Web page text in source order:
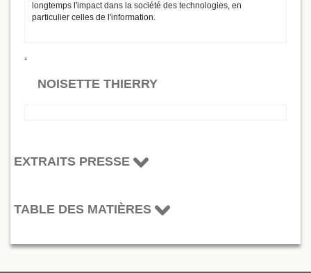
longtemps l'impact dans la société des technologies, en
particulier celles de l'information.
NOISETTE THIERRY
EXTRAITS PRESSE
TABLE DES MATIÈRES